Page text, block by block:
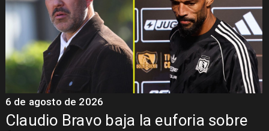
Claudio Bravo baja la euforia sobre
6 de agosto de 2026